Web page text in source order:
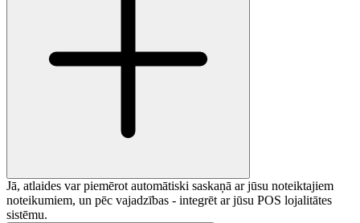
Jā, atlaides var piemērot automātiski saskaņā ar jūsu noteiktajiem
noteikumiem, un pēc vajadzības - integrēt ar jūsu POS lojalitātes
sistēmu.